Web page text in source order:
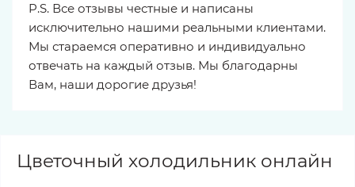
P.S. Все отзывы честные и написаны
исключительно нашими реальными клиентами.
Мы стараемся оперативно и индивидуально
отвечать на каждый отзыв. Мы благодарны
Вам, наши дорогие друзья!
Цветочный холодильник онлайн